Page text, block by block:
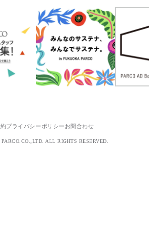
プライバシーポリシー お問合わせ
ALL RIGHTS RESERVED.